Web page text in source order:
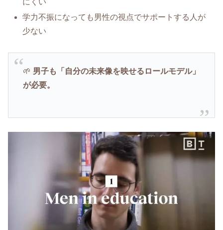
にくい
学力不振になっても男性の視点でサポートする人が
少ない
🌱 男子も「自分の未来像を映せるロールモデル」
が必要。